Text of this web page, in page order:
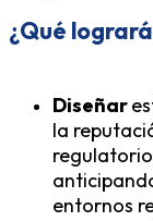
¿Qué
Diseñar
la
entornos